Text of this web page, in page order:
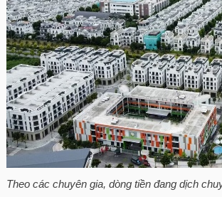
Theo các chuyên gia, dòng tiền đang dịch